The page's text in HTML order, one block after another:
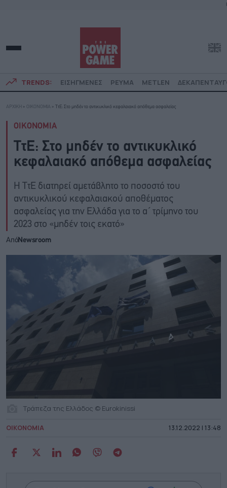
TRENDS: ΕΙΣΗΓΜΕΝΕΣ ΡΕΥΜΑ METLEN
ΑΡΧΙΚΗ » ΟΙΚΟΝΟΜΙΑ » ΤτΕ: Στο μηδέν το αντικυκλικό κεφαλαιακό απόθεμα ασφαλείας
ΟΙΚΟΝΟΜΙΑ
ΤτΕ: Στο μηδέν το αντικυκλικό
κεφαλαιακό απόθεμα ασφαλείας
Η ΤτΕ διατηρεί αμετάβλητο το ποσοστό του
αντικυκλικού κεφαλαιακού αποθέματος
ασφαλείας για την Ελλάδα για το α΄ τρίμηνο του
2023 στο «μηδέν τοις εκατό»
ΑπόNewsroom
Τράπεζα της Ελλάδος © Eurokinissi
ΟΙΚΟΝΟΜΙΑ 13.12.2022 | 13:48